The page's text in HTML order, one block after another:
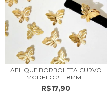
APLIQUE BORBOLETA CURVO
MODELO 2 - 18MM...
R$17,90